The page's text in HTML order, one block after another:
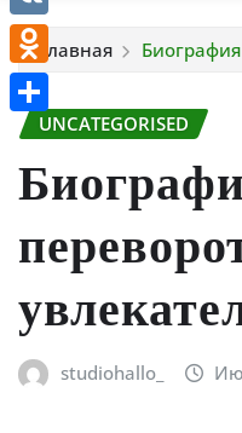
Главная
UNCATEGORISED
studiohallo_
VK
Odnoklassniki
Отправить